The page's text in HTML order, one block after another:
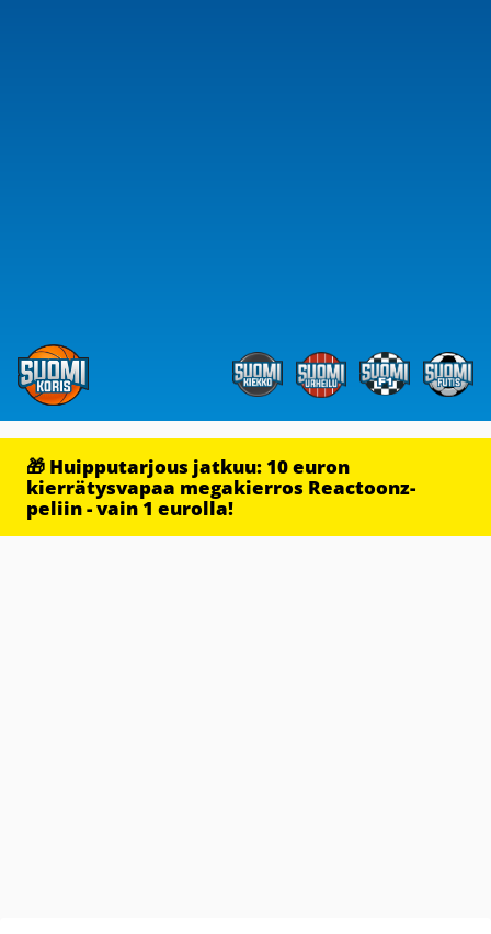
🎁 Huipputarjous jatkuu: 10 euron
kierrätysvapaa megakierros Reactoonz-
peliin - vain 1 eurolla!